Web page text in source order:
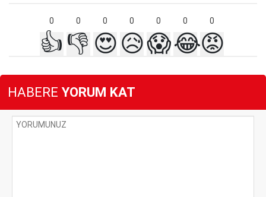
0 0 0 0 0 0 0
👍 👎 😍😥😱😂😡
HABERE YORUM KAT